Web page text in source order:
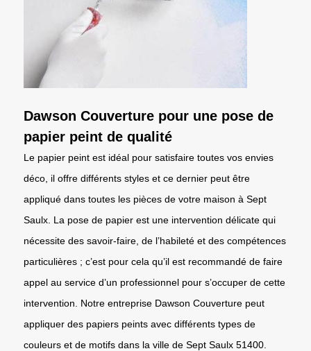
Dawson Couverture pour une pose de
papier peint de qualité
Le papier peint est idéal pour satisfaire toutes vos envies
déco, il offre différents styles et ce dernier peut être
appliqué dans toutes les pièces de votre maison à Sept
Saulx. La pose de papier est une intervention délicate qui
nécessite des savoir-faire, de l’habileté et des compétences
particulières ; c’est pour cela qu’il est recommandé de faire
appel au service d’un professionnel pour s’occuper de cette
intervention. Notre entreprise Dawson Couverture peut
appliquer des papiers peints avec différents types de
couleurs et de motifs dans la ville de Sept Saulx 51400.